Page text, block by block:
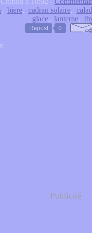
, biere, cadran solaire,
glace, lanterne,
Repost 0
Publicité